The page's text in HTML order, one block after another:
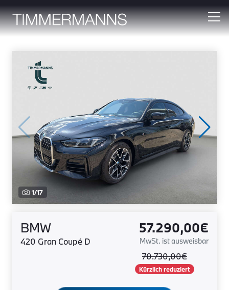
1/17
BMW
420 Gran Coupé D
57.290,00€
MwSt. ist ausweisbar
70.730,00€
Kürzlich reduziert